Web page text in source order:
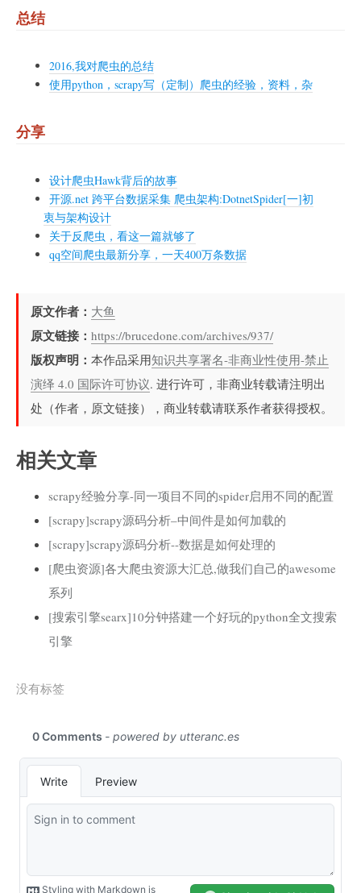
总结
2016,我对爬虫的总结
使用python，scrapy写（定制）爬虫的经验，资料，杂
分享
设计爬虫Hawk背后的故事
开源.net 跨平台数据采集 爬虫架构:DotnetSpider[一]初
衷与架构设计
关于反爬虫，看这一篇就够了
qq空间爬虫最新分享，一天400万条数据
原文作者： 大鱼
原文链接： https://brucedone.com/archives/937/
版权声明： 本作品采用知识共享署名-非商业性使用-禁止
演绎 4.0 国际许可协议. 进行许可，非商业转载请注明出
处（作者，原文链接），商业转载请联系作者获得授权。
相关文章
scrapy经验分享-同一项目不同的spider启用不同的配置
[scrapy]scrapy源码分析–中间件是如何加载的
[scrapy]scrapy源码分析--数据是如何处理的
[爬虫资源]各大爬虫资源大汇总,做我们自己的awesome
系列
[搜索引擎searx]10分钟搭建一个好玩的python全文搜索
引擎
没有标签